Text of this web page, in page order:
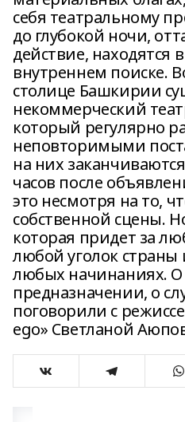
себя театральному
до глубокой ночи,
действие, находятся
внутреннем поиске.
столице Башкирии
некоммерческий
который регулярно
неповторимыми
на них
часов после
это несмотря на то,
собственной сцены.
которая придет за
любой уголок
любых начинаниях. О
предназначении, о
поговорили с
ego» Светланой